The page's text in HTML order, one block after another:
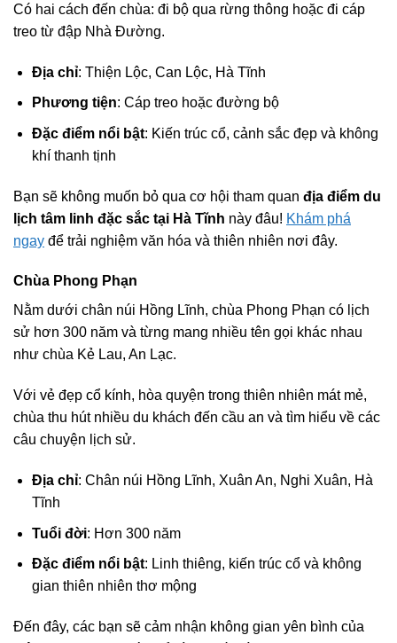
Có hai cách đến chùa: đi bộ qua rừng thông hoặc đi cáp
treo từ đập Nhà Đường.
Địa chỉ: Thiện Lộc, Can Lộc, Hà Tĩnh
Phương tiện: Cáp treo hoặc đường bộ
Đặc điểm nổi bật: Kiến trúc cổ, cảnh sắc đẹp và không
khí thanh tịnh
Bạn sẽ không muốn bỏ qua cơ hội tham quan địa điểm du
lịch tâm linh đặc sắc tại Hà Tĩnh này đâu! Khám phá
ngay để trải nghiệm văn hóa và thiên nhiên nơi đây.
Chùa Phong Phạn
Nằm dưới chân núi Hồng Lĩnh, chùa Phong Phạn có lịch
sử hơn 300 năm và từng mang nhiều tên gọi khác nhau
như chùa Kẻ Lau, An Lạc.
Với vẻ đẹp cổ kính, hòa quyện trong thiên nhiên mát mẻ,
chùa thu hút nhiều du khách đến cầu an và tìm hiểu về các
câu chuyện lịch sử.
Địa chỉ: Chân núi Hồng Lĩnh, Xuân An, Nghi Xuân, Hà
Tĩnh
Tuổi đời: Hơn 300 năm
Đặc điểm nổi bật: Linh thiêng, kiến trúc cổ và không
gian thiên nhiên thơ mộng
Đến đây, các bạn sẽ cảm nhận không gian yên bình của